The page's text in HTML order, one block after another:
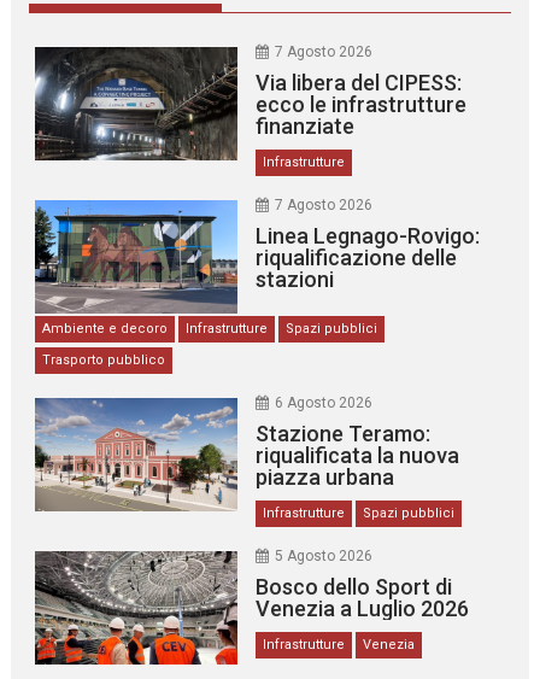
7 Agosto 2026
Via libera del CIPESS:
ecco le infrastrutture
finanziate
Infrastrutture
7 Agosto 2026
Linea Legnago-Rovigo:
riqualificazione delle
stazioni
Ambiente e decoro Infrastrutture
Spazi pubblici
Trasporto pubblico
6 Agosto 2026
Stazione Teramo:
riqualificata la nuova
piazza urbana
Infrastrutture Spazi pubblici
5 Agosto 2026
Bosco dello Sport di
Venezia a Luglio 2026
Infrastrutture Venezia